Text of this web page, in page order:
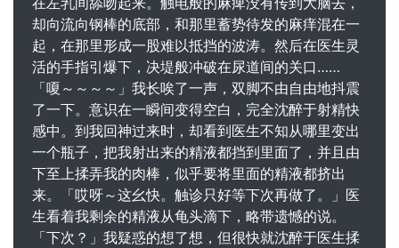
却向流向钢棒的底部，和那里蓄势待发的麻痒混在一
起，在那里形成一股难以抵挡的波涛。然后在医生灵
活的手指引爆下，决堤般冲破在尿道间的关口……
「嗄～～～～」我长唉了一声，双脚不由自由地抖震
了一下。意识在一瞬间变得空白，完全沈醉于射精快
感中。到我回神过来时，却看到医生不知从哪里变出
一个瓶子，把我射出来的精液都挡到里面了，并且由
下至上揉弄我的肉棒，似乎要将里面的精液都挤出
来。「哎呀～这幺快。触诊只好等下次再做了。」医
生看着我剩余的精液从龟头滴下，略带遗憾的说。
「下次？」我疑惑的想了想，但很快就沈醉于医生揉